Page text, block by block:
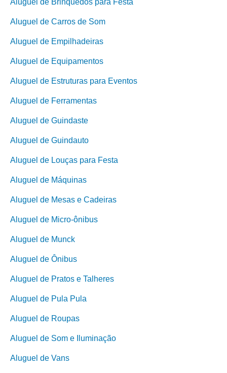
Aluguel de Brinquedos para Festa
Aluguel de Carros de Som
Aluguel de Empilhadeiras
Aluguel de Equipamentos
Aluguel de Estruturas para Eventos
Aluguel de Ferramentas
Aluguel de Guindaste
Aluguel de Guindauto
Aluguel de Louças para Festa
Aluguel de Máquinas
Aluguel de Mesas e Cadeiras
Aluguel de Micro-ônibus
Aluguel de Munck
Aluguel de Ônibus
Aluguel de Pratos e Talheres
Aluguel de Pula Pula
Aluguel de Roupas
Aluguel de Som e Iluminação
Aluguel de Vans